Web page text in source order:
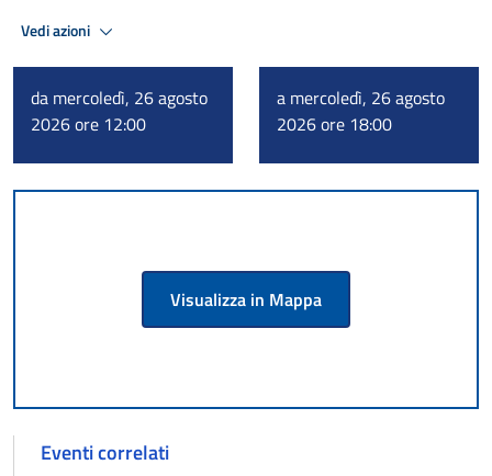
Vedi azioni
da mercoledì, 26 agosto
2026 ore 12:00
a mercoledì, 26 agosto
2026 ore 18:00
Visualizza in Mappa
Eventi correlati